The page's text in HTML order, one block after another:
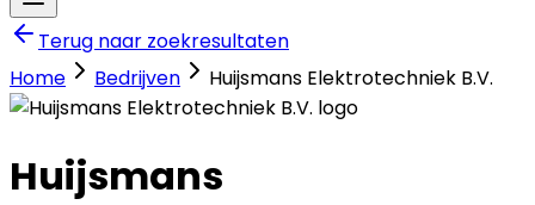
Terug naar zoekresultaten
Home
Bedrijven Huijsmans Elektrotechniek B.V.
Huijsmans